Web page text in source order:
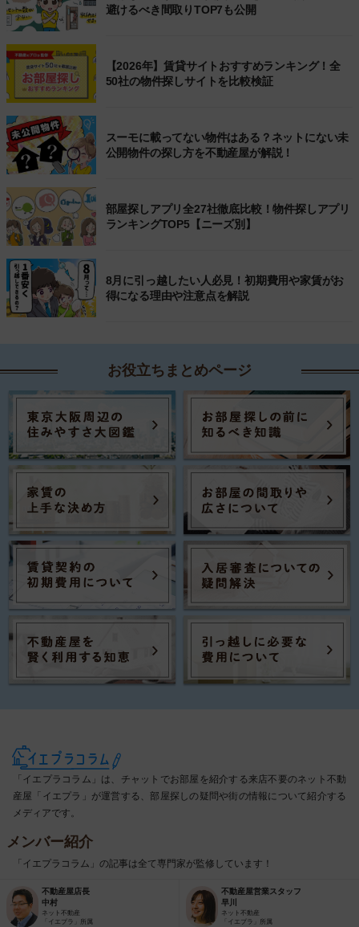
避けるべき間取りTOP7も公開
【2026年】賃貸サイトおすすめランキング！全
50社の物件探しサイトを比較検証
スーモに載ってない物件はある？ネットにない未
公開物件の探し方を不動産屋が解説！
部屋探しアプリ全27社徹底比較！物件探しアプリ
ランキングTOP5【ニーズ別】
8月に引っ越したい人必見！初期費用や家賃がお
得になる理由や注意点を解説
お役立ちまとめページ
「イエプラコラム」は、チャットでお部屋を紹介する来店不要のネット不動
産屋「イエプラ」が運営する、部屋探しの疑問や街の情報について紹介する
メディアです。
メンバー紹介
「イエプラコラム」の記事は全て専門家が監修しています！
不動産屋店長
中村
ネット不動産
「イエプラ」所属
不動産屋営業スタッフ
早川
ネット不動産
「イエプラ」所属